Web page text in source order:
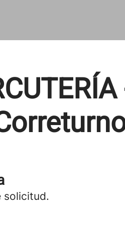
solicitud.